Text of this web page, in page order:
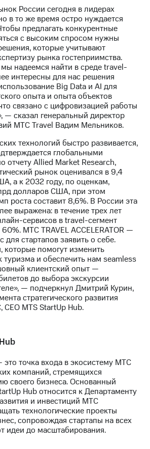
России сегодня в лидерах
в то же время остро нуждается
предлагать конкурентные
с высоким спросом нужны
которые учитывают
рынка гостеприимства.
надеемся найти в среде travel-
интересны для нас решения
Big Data и AI для
опыта и опыта объектов
связано с цифровизацией работы
— сказал генеральный директор
МТС Travel Вадим Мельников.
технологий быстро развивается,
глобальными
отчету Allied Market Research,
рынок оценивался в 9,4
а к 2032 году, по оценкам,
долларов США, при этом
роста составит 8,6%. В России эта
выражена: в течение трех лет
сервисов в travel-сегмент
МТС TRAVEL ACCELERATOR —
стартапов заявить о себе.
помогут изменить
и обеспечить нам seamless
клиентский опыт —
до выбора экскурсии
— подчеркнул Дмитрий Курин,
стратегического развития
MTS StartUp Hub.
это точка входа в экосистему МТС
компаний, стремящихся
своего бизнеса. Основанный
Hub относится к Департаменту
и инвестиций МТС
технологические проекты
сопровождая стартапы на всех
идеи до масштабирования.